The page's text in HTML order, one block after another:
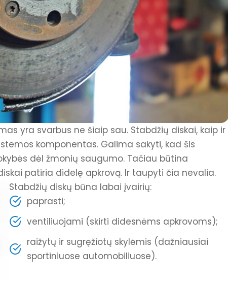
yra svarbus ne šiaip sau. Stabdžių diskai, kaip ir
komponentas. Galima sakyti, kad šis
dėl žmonių saugumo. Tačiau būtina
patiria didelę apkrovą. Ir taupyti čia nevalia.
Stabdžių diskų būna labai įvairių:
paprasti;
ventiliuojami (skirti didesnėms apkrovoms);
raižytų ir sugręžiotų skylėmis (dažniausiai
sportiniuose automobiliuose).